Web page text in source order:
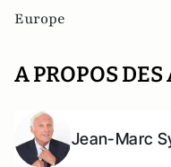
Europe
A PROPOS
Jean-Marc